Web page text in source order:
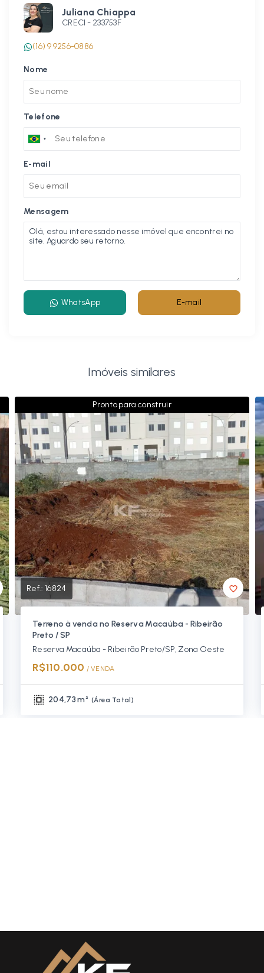
Juliana Chiappa
CRECI - 233753F
(16) 9 9256-0886
Nome
Telefone
E-mail
Mensagem
WhatsApp E-mail
Imóveis similares
Pronto para construir
Ref.: 16824
Terreno à venda no Reserva Macaúba - Ribeirão
Preto / SP
Reserva Macaúba - Ribeirão Preto/SP, Zona Oeste
R$110.000 / VENDA
204,73 m² (Área Total)